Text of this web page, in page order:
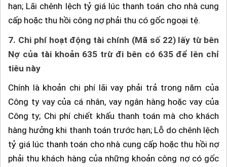
hạn; Lãi chênh lệch tỷ giá lúc thanh toán cho nhà cung
cấp hoặc thu hồi công nợ phải thu có gốc ngoại tệ.
7. Chi phí hoạt động tài chính (Mã số 22) lấy từ bên
Nợ của tài khoản 635 trừ đi bên có 635 để lên chỉ
tiêu này
Chính là khoản chi phí lãi vay phải trả trong năm của
Công ty vay của cá nhân, vay ngân hàng hoặc vay của
Công ty; Chi phí chiết khấu thanh toán mà cho khách
hàng hưởng khi thanh toán trước hạn; Lỗ do chênh lệch
tỷ giá lúc thanh toán cho nhà cung cấp hoặc thu hồi nợ
phải thu khách hàng của những khoản công nợ có gốc